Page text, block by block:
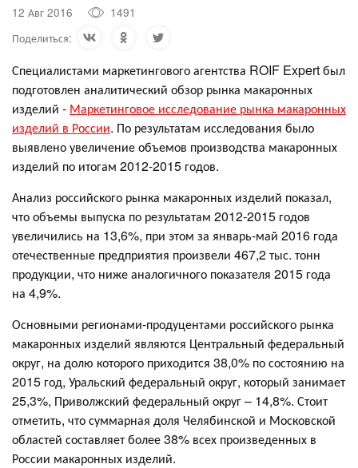
12 Авг 2016
1491
Поделиться:
Специалистами маркетингового агентства ROIF Expert был
подготовлен аналитический обзор рынка макаронных
изделий - Маркетинговое исследование рынка макаронных
изделий в России. По результатам исследования было
выявлено увеличение объемов производства макаронных
изделий по итогам 2012-2015 годов.
Анализ российского рынка макаронных изделий показал,
что объемы выпуска по результатам 2012-2015 годов
увеличились на 13,6%, при этом за январь-май 2016 года
отечественные предприятия произвели 467,2 тыс. тонн
продукции, что ниже аналогичного показателя 2015 года
на 4,9%.
Основными регионами-продуцентами российского рынка
макаронных изделий являются Центральный федеральный
округ, на долю которого приходится 38,0% по состоянию на
2015 год, Уральский федеральный округ, который занимает
25,3%, Приволжский федеральный округ – 14,8%. Стоит
отметить, что суммарная доля Челябинской и Московской
областей составляет более 38% всех произведенных в
России макаронных изделий.